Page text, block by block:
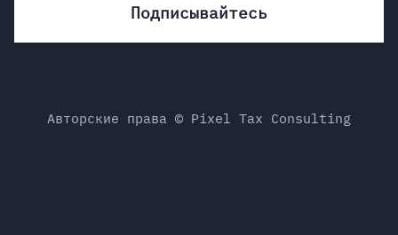
Авторские права © Pixel Tax Consulting